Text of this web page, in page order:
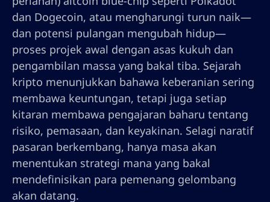
dan Dogecoin, atau mengharungi turun naik—
dan potensi pulangan mengubah hidup—
proses projek awal dengan asas kukuh dan
pengambilan massa yang bakal tiba. Sejarah
kripto menunjukkan bahawa keberanian sering
membawa keuntungan, tetapi juga setiap
kitaran membawa pengajaran baharu tentang
risiko, pemasaan, dan keyakinan. Selagi naratif
pasaran berkembang, hanya masa akan
menentukan strategi mana yang bakal
mendefinisikan para pemenang gelombang
akan datang.